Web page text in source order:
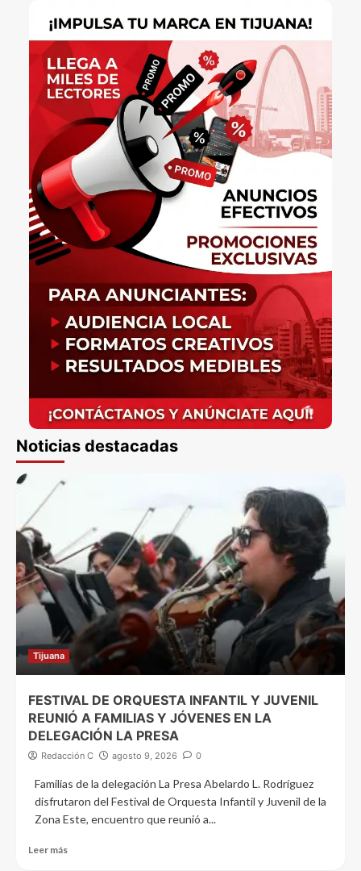
Noticias destacadas
Tijuana
FESTIVAL DE ORQUESTA INFANTIL Y JUVENIL
REUNIÓ A FAMILIAS Y JÓVENES EN LA
DELEGACIÓN LA PRESA
Redacción C agosto 9, 2026 0
Familias de la delegación La Presa Abelardo L. Rodríguez
disfrutaron del Festival de Orquesta Infantil y Juvenil de la
Zona Este, encuentro que reunió a...
Leer más